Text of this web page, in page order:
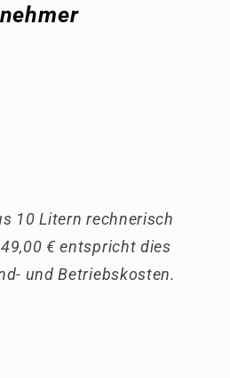
10 Litern rechnerisch
€ entspricht dies
und Betriebskosten.